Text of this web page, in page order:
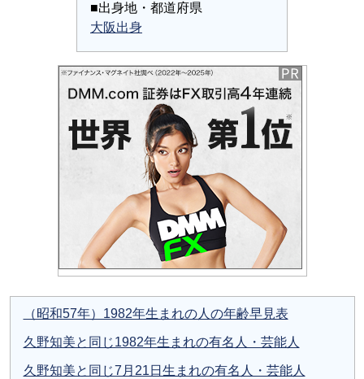
■出身地・都道府県
大阪出身
（昭和57年）1982年生まれの人の年齢早見表
久野知美と同じ1982年生まれの有名人・芸能人
久野知美と同じ7月21日生まれの有名人・芸能人